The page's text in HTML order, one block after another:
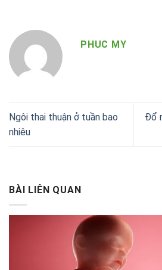
PHUC MY
Ngôi thai thuận ở tuần bao
nhiêu
Đổ
BÀI LIÊN QUAN